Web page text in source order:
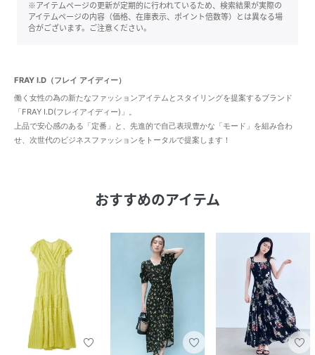
※アイテムページの更新が定期的に行われているため、検索結果が実際の
アイテムページの内容（価格、在庫表示、ポイント倍数等）とは異なる場
合がございます。ご注意ください。
FRAY I.D（フレイ アイディー）
働く女性の為の新たなファッションアイテムとスタイリングを提案するブランド
「FRAY I.D(フレイアイディー)」。
上品で安心感のある「定番」と、先進的で自己表現豊かな「モード」を組み合わ
せ、次世代のビジネスファッションをトータルで提案します！
おすすめのアイテム